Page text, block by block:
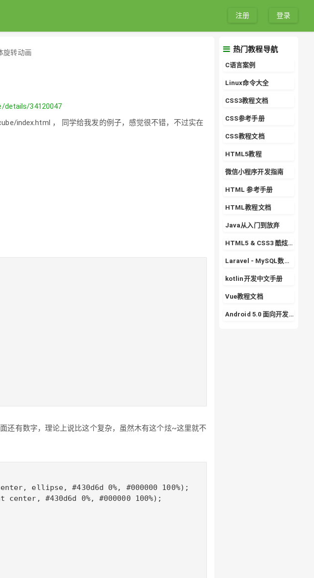
登录
注册
旋转动画
details/34120047
index.html ， 同学给我发的例子，感觉很不错，不过实在
还有数字，理论上说比这个复杂，虽然木有这个炫~这里就不
ellipse, #430d6d 0%, #000000 100%);
center, #430d6d 0%, #000000 100%);
热门教程导航
C语言案例
Linux命令大全
CSS3教程文档
CSS参考手册
CSS教程文档
HTML5教程
微信小程序开发指南
HTML 参考手册
HTML教程文档
Java从入门到放弃
HTML5 & CSS3 酷炫实战专栏
Laravel - MySQL数据库的使用详解
kotlin开发中文手册
Vue教程文档
Android 5.0 面向开发者的 Material Design